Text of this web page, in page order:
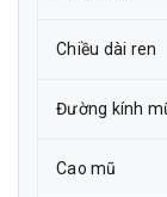
Chiều dài ren
Đường kính
Cao mũ